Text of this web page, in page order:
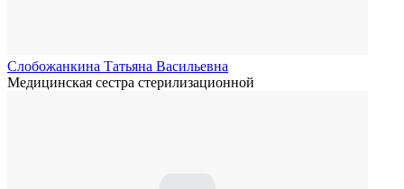
Слобожанкина Татьяна Васильевна
Медицинская сестра стерилизационной